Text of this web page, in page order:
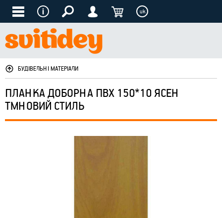
uk
БУДІВЕЛЬНІ МАТЕРІАЛИ
ПЛАНКА ДОБОРНА ПВХ 150*10 ЯСЕН
ТМНОВИЙ СТИЛЬ